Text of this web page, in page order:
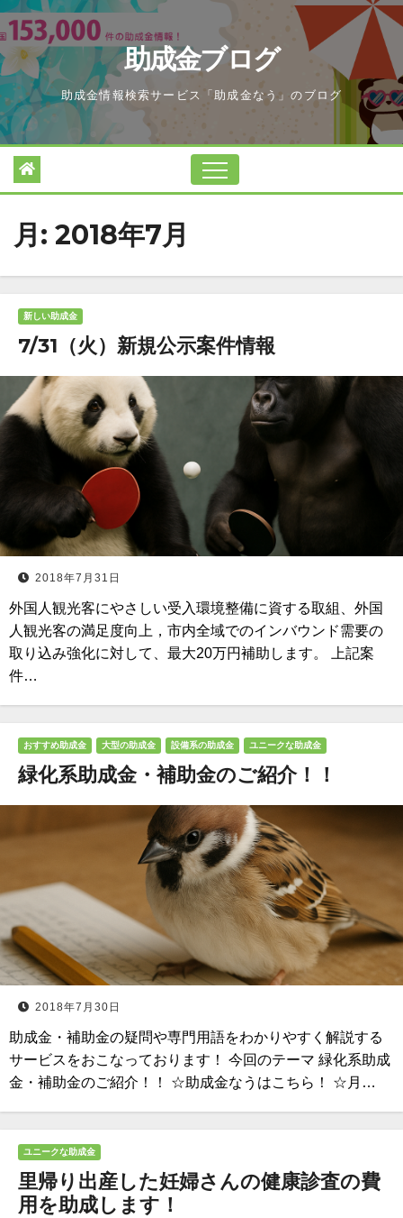
Skip
to
content
助成金ブログ
助成金情報検索サービス「助成金なう」のブログ
月: 2018年7月
新しい助成金
7/31（火）新規公示案件情報
2018年7月31日
外国人観光客にやさしい受入環境整備に資する取組、外国
人観光客の満足度向上，市内全域でのインバウンド需要の
取り込み強化に対して、最大20万円補助します。 上記案
件…
おすすめ助成金 大型の助成金 設備系の助成金 ユニークな助成金
緑化系助成金・補助金のご紹介！！
2018年7月30日
助成金・補助金の疑問や専門用語をわかりやすく解説する
サービスをおこなっております！ 今回のテーマ 緑化系助成
金・補助金のご紹介！！ ☆助成金なうはこちら！ ☆月…
ユニークな助成金
里帰り出産した妊婦さんの健康診査の費
用を助成します！